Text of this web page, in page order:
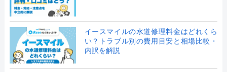
イースマイルの水道修理料金はどれくら
い？トラブル別の費用目安と相場比較・
内訳を解説